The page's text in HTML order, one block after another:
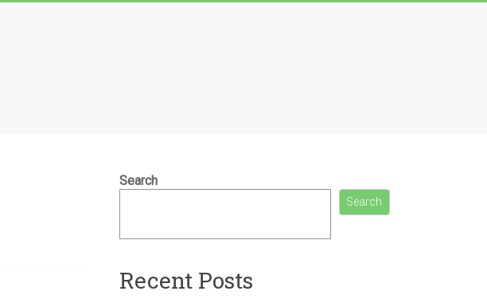
Search
Search
Recent Posts